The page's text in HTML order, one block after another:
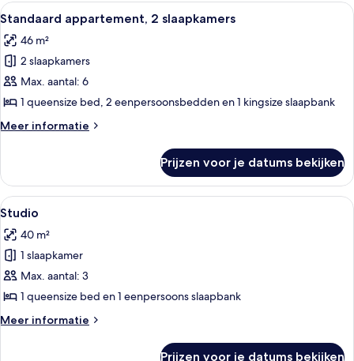
slaapkamer
Alle
foto's
voor
Standaard
appartement,
2
slaapkamers
laden
Een moderne slaapkamer met een
3
Standaard appartement, 2 slaapkamers
46 m²
2 slaapkamers
Max. aantal: 6
1 queensize bed, 2 eenpersoonsbedden en 1 kingsize slaapbank
Meer informatie
Meer
appartement,
slaapkamers
Prijzen voor je datums bekijken
Alle
foto's
voor
Studio
laden
Een moderne slaapkamer met een
4
Studio
40 m²
1 slaapkamer
Max. aantal: 3
1 queensize bed en 1 eenpersoons slaapbank
Meer informatie
Meer
Prijzen voor je datums bekijken